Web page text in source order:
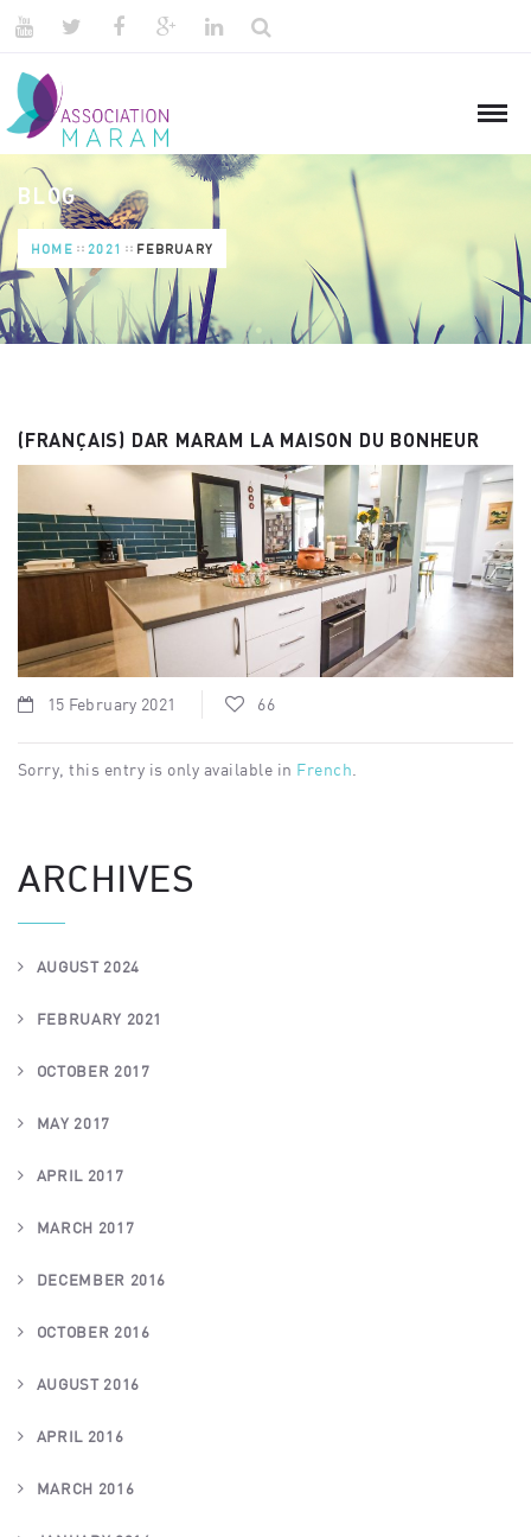
BLOG
HOME 2021 FEBRUARY
(FRANÇAIS) DAR MARAM LA MAISON DU BONHEUR
15 February 2021 66
Sorry, this entry is only available in French
ARCHIVES
AUGUST 2024
FEBRUARY 2021
OCTOBER 2017
MAY 2017
APRIL 2017
MARCH 2017
DECEMBER 2016
OCTOBER 2016
AUGUST 2016
APRIL 2016
MARCH 2016